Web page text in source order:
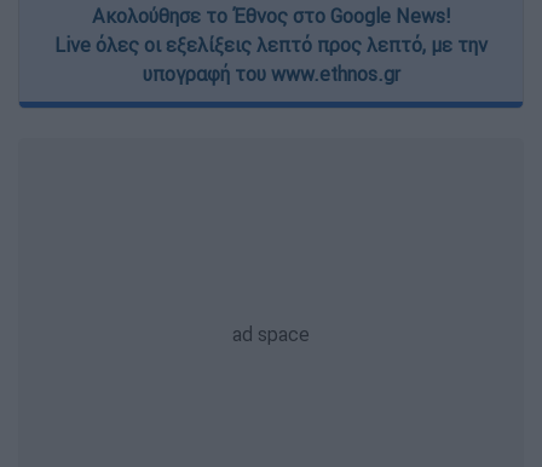
Ακολούθησε το Έθνος στο Google News!
Live όλες οι εξελίξεις λεπτό προς λεπτό, με την
υπογραφή του www.ethnos.gr